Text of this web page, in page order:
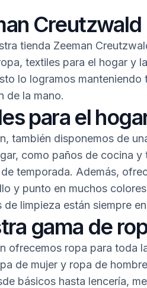
Creutzwald
tienda Zeeman
textiles para el hogar y
lo logramos
de la mano.
para el
también disponemos de
como paños de cocina
temporada. Además,
y punto en muchos
de limpieza están siempre
gama de
ofrecemos ropa para toda
de mujer y ropa de
básicos hasta lencería,